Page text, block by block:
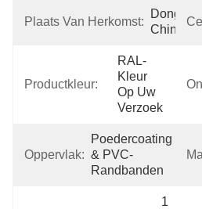
Plaats Van Herkomst:
China
Productkleur:
RAL-
Kleur
Op Uw
Verzoek
Oppervlak:
Poedercoating
& PVC-
Randbanden
1